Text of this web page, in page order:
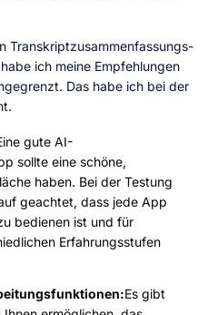
Transkriptzusammenfassungs-
ich meine Empfehlungen
Das habe ich bei der
gute AI-
sollte eine schöne,
haben. Bei der Testung
geachtet, dass jede App
bedienen ist und für
Erfahrungsstufen
Es gibt